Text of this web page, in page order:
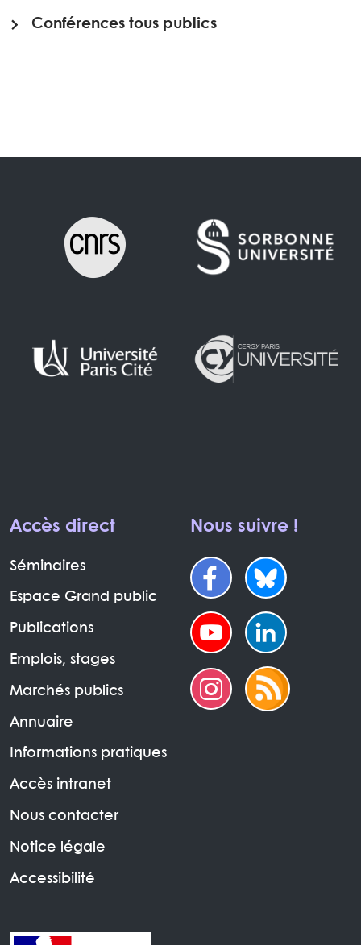
Conférences tous publics
Accès direct
Séminaires
Espace Grand public
Publications
Emplois, stages
Marchés publics
Annuaire
Informations pratiques
Accès intranet
Nous contacter
Notice légale
Accessibilité
Nous suivre !